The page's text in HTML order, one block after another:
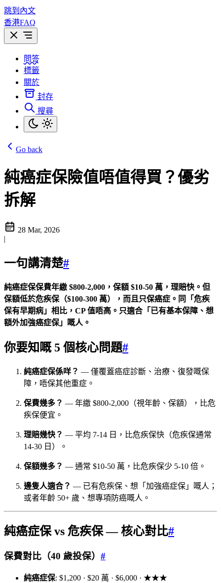
跳到內文
香港FAQ
問答
標籤
關於
封存
搜尋
Go back
純癌症保險值唔值得買？優劣
拆解
28 Mar, 2026
|
一句講清楚#
純癌症保保費年繳 $800-2,000，保額 $10-50 萬，理賠快。但
保額低於危疾保（$100-300 萬），而且只保癌症。同「危疾
保有早期病」相比，CP 值唔高。只適合「已有基本保障、想
額外加強癌症保」嘅人。
你要知嘅 5 個核心問題#
純癌症保係咩？ — 僅覆蓋癌症診斷、治療、復發嘅保
障，唔保其他重症。
保費幾多？ — 年繳 $800-2,000（視年齡、保額），比危
疾保便宜。
理賠幾快？ — 平均 7-14 日，比危疾保快（危疾保通常
14-30 日）。
保額幾多？ — 通常 $10-50 萬，比危疾保少 5-10 倍。
邊隻人適合？ — 已有危疾保、想「加強癌症保」嘅人；
或者年齡 50+ 歲、想專項防癌嘅人。
純癌症保 vs 危疾保 — 核心對比#
保費對比（40 歲投保） #
純癌症保: $1,200 · $20 萬 · $6,000 · ★★★